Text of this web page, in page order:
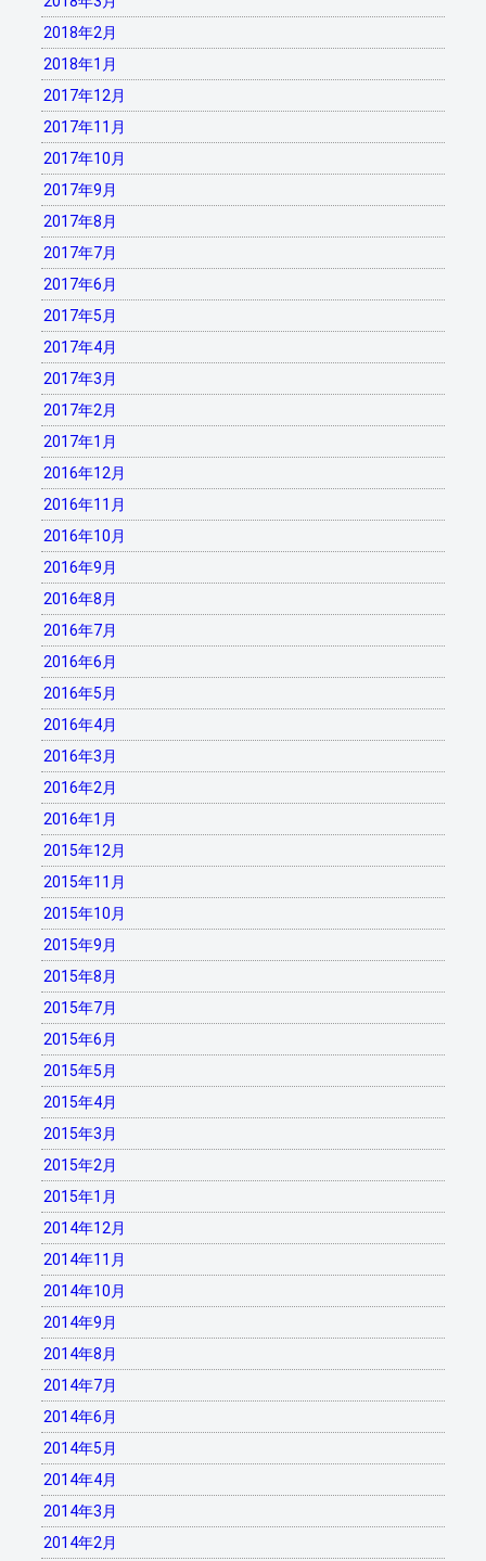
2018年2月
2018年1月
2017年12月
2017年11月
2017年10月
2017年9月
2017年8月
2017年7月
2017年6月
2017年5月
2017年4月
2017年3月
2017年2月
2017年1月
2016年12月
2016年11月
2016年10月
2016年9月
2016年8月
2016年7月
2016年6月
2016年5月
2016年4月
2016年3月
2016年2月
2016年1月
2015年12月
2015年11月
2015年10月
2015年9月
2015年8月
2015年7月
2015年6月
2015年5月
2015年4月
2015年3月
2015年2月
2015年1月
2014年12月
2014年11月
2014年10月
2014年9月
2014年8月
2014年7月
2014年6月
2014年5月
2014年4月
2014年3月
2014年2月